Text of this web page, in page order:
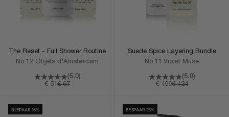
The Reset - Full Shower Routine
No.12 Objets d'Amsterdam
(5.0)
Aanbiedingsprijs
€ 51 Normale prijs
€ 67
Suede Spice Layering Bundle
No.11 Violet Muse
(5.0)
Aanbiedingsprijs
€ 109Normale prijs
€ 124
BESPAAR 16%
In Winkelmand BESPAAR 25%
In Winkelmand